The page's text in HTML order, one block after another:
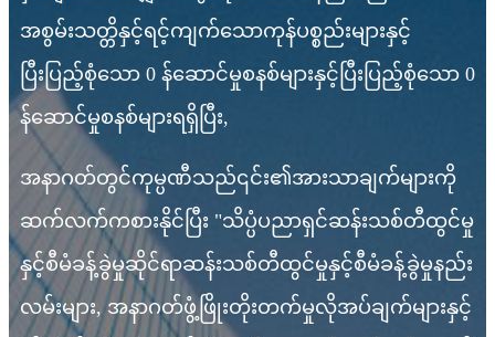
အစွမ်းသတ္တိနှင့်ရင့်ကျက်သောကုန်ပစ္စည်းများနှင့်
ပြီးပြည့်စုံသော 0 န်ဆောင်မှုစနစ်များနှင့်ပြီးပြည့်စုံသော 0
န်ဆောင်မှုစနစ်များရရှိပြီး,
အနာဂတ်တွင်ကုမ္ပဏီသည်၎င်း၏အားသာချက်များကို
ဆက်လက်ကစားနိုင်ပြီး "သိပ္ပံပညာရှင်ဆန်းသစ်တီထွင်မှု
နှင့်စီမံခန့်ခွဲမှုဆိုင်ရာဆန်းသစ်တီထွင်မှုနှင့်စီမံခန့်ခွဲမှုနည်း
လမ်းများ, အနာဂတ်ဖွံ့ဖြိုးတိုးတက်မှုလိုအပ်ချက်များနှင့်